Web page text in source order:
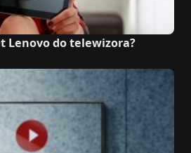
Lenovo do telewizora?